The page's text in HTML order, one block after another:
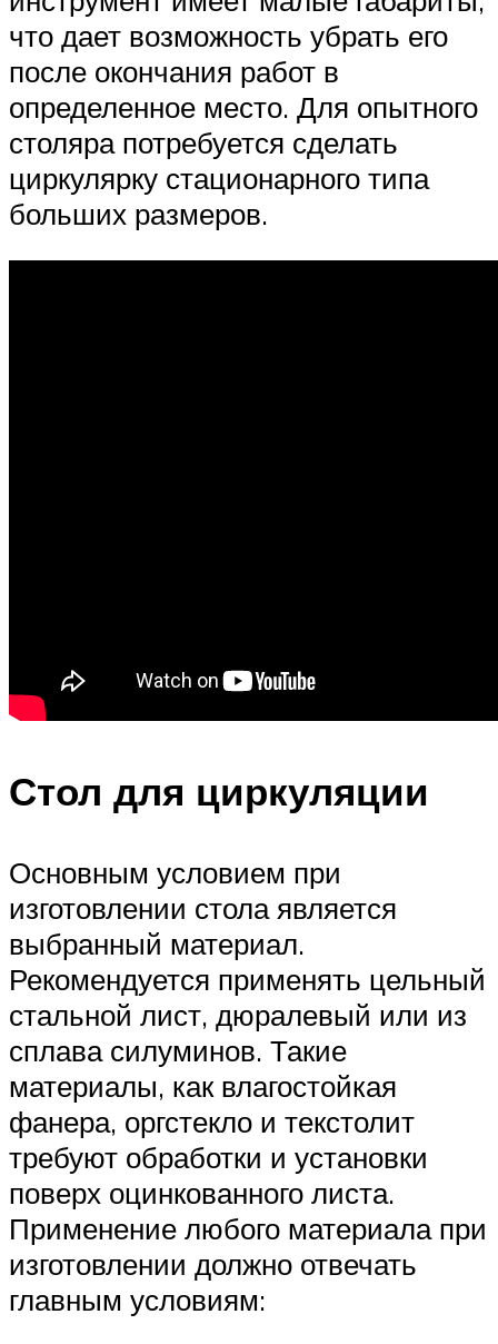
что дает возможность убрать его
после окончания работ в
определенное место. Для опытного
столяра потребуется сделать
циркулярку стационарного типа
больших размеров.
Стол для циркуляции
Основным условием при
изготовлении стола является
выбранный материал.
Рекомендуется применять цельный
стальной лист, дюралевый или из
сплава силуминов. Такие
материалы, как влагостойкая
фанера, оргстекло и текстолит
требуют обработки и установки
поверх оцинкованного листа.
Применение любого материала при
изготовлении должно отвечать
главным условиям: